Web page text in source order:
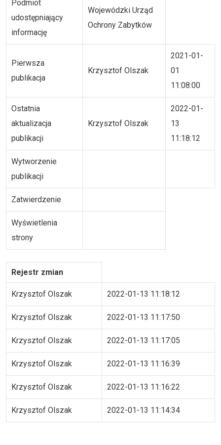
Podmiot
udostępniający
informację
Wojewódzki Urząd
Ochrony Zabytków
Pierwsza
publikacja
Krzysztof Olszak
2021-01-
01
11:08:00
Ostatnia
aktualizacja
publikacji
Krzysztof Olszak
2022-01-
13
11:18:12
Wytworzenie
publikacji
Zatwierdzenie
Wyświetlenia
strony
Rejestr zmian
Krzysztof Olszak 2022-01-13 11:18:12
Krzysztof Olszak 2022-01-13 11:17:50
Krzysztof Olszak 2022-01-13 11:17:05
Krzysztof Olszak 2022-01-13 11:16:39
Krzysztof Olszak 2022-01-13 11:16:22
Krzysztof Olszak 2022-01-13 11:14:34